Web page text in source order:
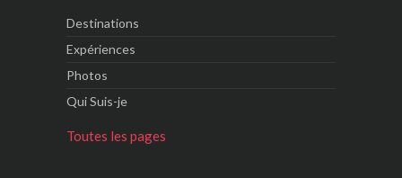
Destinations
Expériences
Photos
Qui Suis-je
Toutes les pages